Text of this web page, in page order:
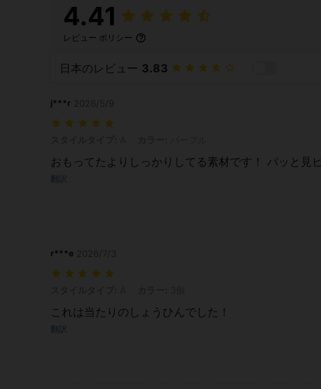
4.41
レビュー ポリシー
日本のレビュー 3.83
j***r
おもってたよりしっかりしてる素材です！ パッと見
翻訳
r***e
これは当たりのしょうひんでした！
翻訳